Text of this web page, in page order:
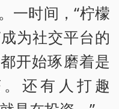
一时间，“柠檬
为社交平台的
开始琢磨着是
还有人打趣